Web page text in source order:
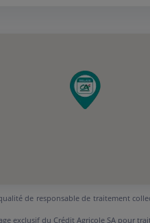
de responsable de traitement
exclusif du Crédit Agricole SA pour